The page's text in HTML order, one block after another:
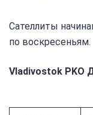
Сателлиты
по воскресеньям.
Vladivostok PKO